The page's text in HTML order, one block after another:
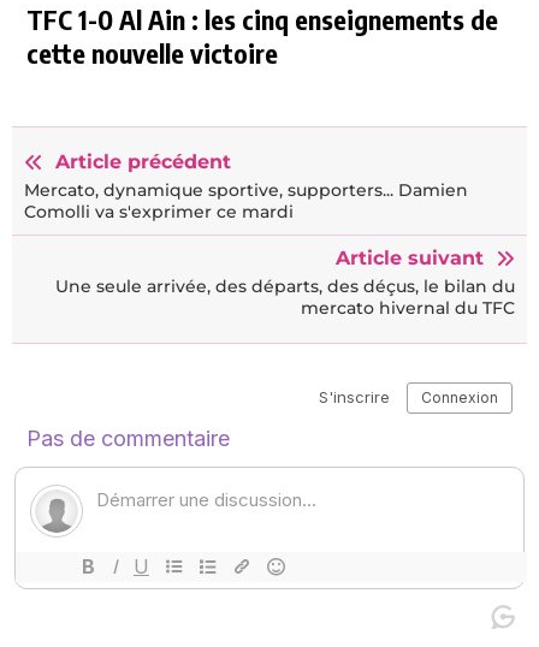
TFC 1-0 Al Ain : les cinq enseignements de
cette nouvelle victoire
Article précédent
Mercato, dynamique sportive, supporters... Damien
Comolli va s'exprimer ce mardi
Article suivant
Une seule arrivée, des départs, des déçus, le bilan du
mercato hivernal du TFC